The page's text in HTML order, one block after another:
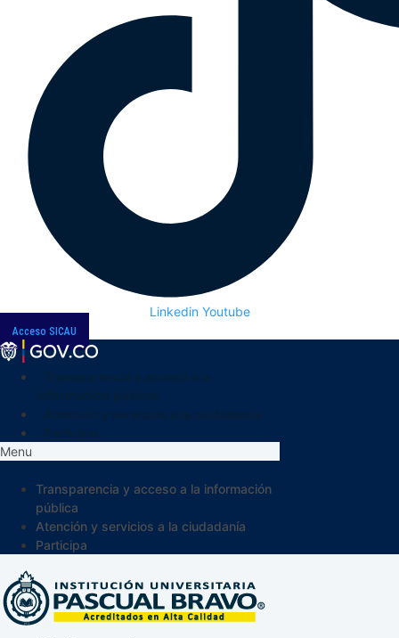
Linkedin Youtube
Acceso SICAU
Menu
Transparencia y acceso a la información
pública
Atención y servicios a la ciudadanía
Participa